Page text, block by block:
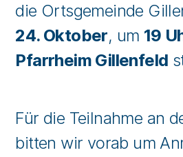
die Ortsgemeinde
24. Oktober, um 19
Pfarrheim Gillenfeld
Für die Teilnahme an
bitten wir vorab um